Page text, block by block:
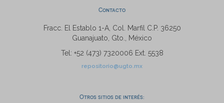
Contacto
Fracc. El Establo 1-A, Col. Marfil C.P. 36250
Guanajuato, Gto., México
Tel: +52 (473) 7320006 Ext. 5538
repositorio@ugto.mx
Otros sitios de interés: